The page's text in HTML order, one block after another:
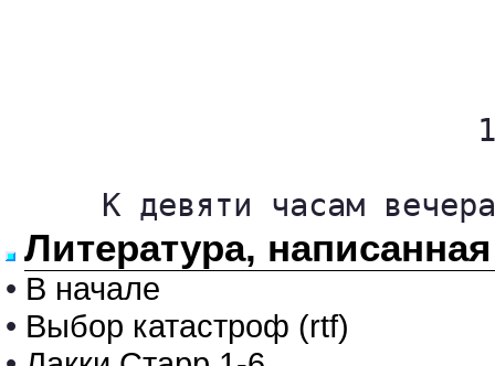
К девяти часам
Литература,
• В начале
• Выбор катастроф (rtf)